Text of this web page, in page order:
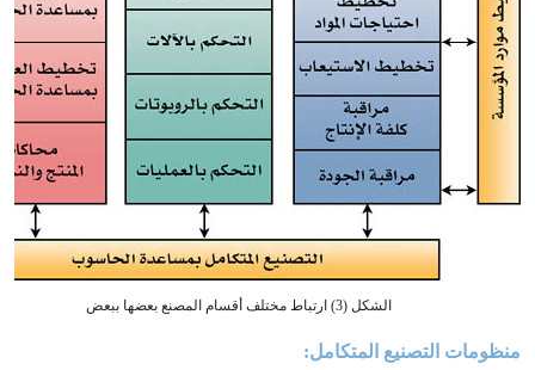
الشكل (3) ارتباط مختلف أقسام المصنع بعضها ببعض
منظومات التصنيع المتكامل: